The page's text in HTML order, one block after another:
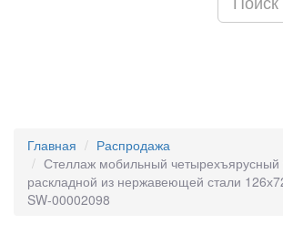
Главная
Распродажа
Стеллаж мобильный четырехъярусный
раскладной из нержавеющей стали
SW-00002098